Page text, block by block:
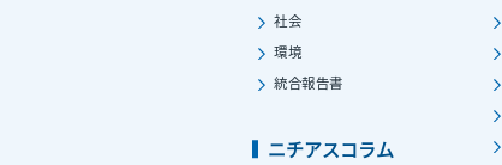
社会
環境
統合報告書
ニチアスコラム